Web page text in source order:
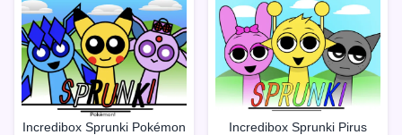
Incredibox Sprunki Pokémon
Incredibox Sprunki Pirus